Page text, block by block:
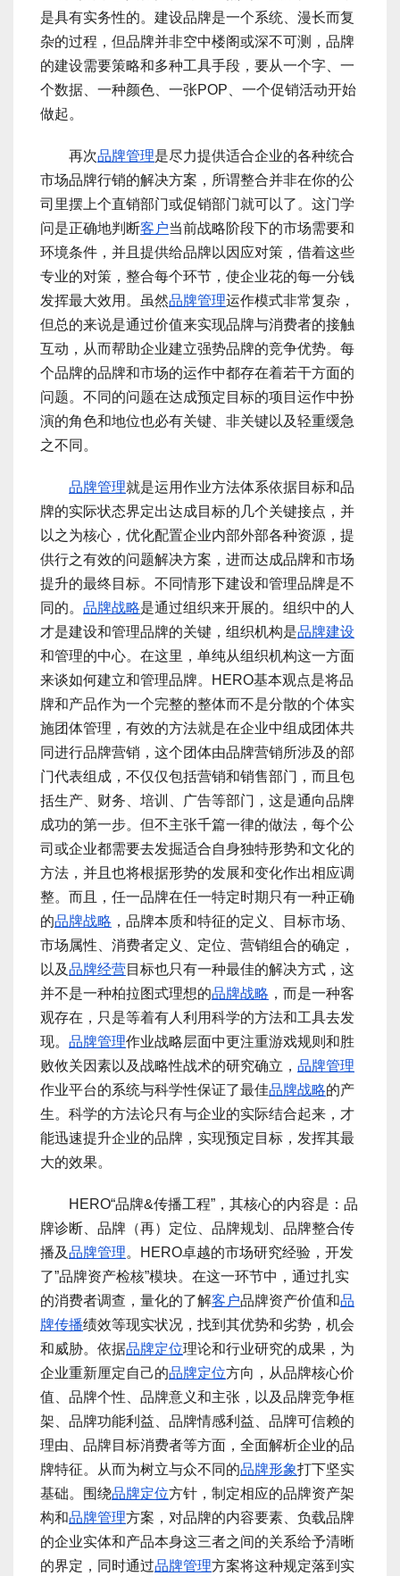
是具有实务性的。建设品牌是一个系统、漫长而复
杂的过程，但品牌并非空中楼阁或深不可测，品牌
的建设需要策略和多种工具手段，要从一个字、一
个数据、一种颜色、一张POP、一个促销活动开始
做起。
再次品牌管理是尽力提供适合企业的各种统合
市场品牌行销的解决方案，所谓整合并非在你的公
司里摆上个直销部门或促销部门就可以了。这门学
问是正确地判断客户当前战略阶段下的市场需要和
环境条件，并且提供给品牌以因应对策，借着这些
专业的对策，整合每个环节，使企业花的每一分钱
发挥最大效用。虽然品牌管理运作模式非常复杂，
但总的来说是通过价值来实现品牌与消费者的接触
互动，从而帮助企业建立强势品牌的竞争优势。每
个品牌的品牌和市场的运作中都存在着若干方面的
问题。不同的问题在达成预定目标的项目运作中扮
演的角色和地位也必有关键、非关键以及轻重缓急
之不同。
品牌管理就是运用作业方法体系依据目标和品
牌的实际状态界定出达成目标的几个关键接点，并
以之为核心，优化配置企业内部外部各种资源，提
供行之有效的问题解决方案，进而达成品牌和市场
提升的最终目标。不同情形下建设和管理品牌是不
同的。 品牌战略是通过组织来开展的。组织中的人
才是建设和管理品牌的关键，组织机构是品牌建设
和管理的中心。在这里，单纯从组织机构这一方面
来谈如何建立和管理品牌。HERO基本观点是将品
牌和产品作为一个完整的整体而不是分散的个体实
施团体管理，有效的方法就是在企业中组成团体共
同进行品牌营销，这个团体由品牌营销所涉及的部
门代表组成，不仅仅包括营销和销售部门，而且包
括生产、财务、培训、广告等部门，这是通向品牌
成功的第一步。但不主张千篇一律的做法，每个公
司或企业都需要去发掘适合自身独特形势和文化的
方法，并且也将根据形势的发展和变化作出相应调
整。而且，任一品牌在任一特定时期只有一种正确
的品牌战略 ，品牌本质和特征的定义、目标市场、
市场属性、消费者定义、定位、营销组合的确定，
以及品牌经营目标也只有一种最佳的解决方式，这
并不是一种柏拉图式理想的品牌战略 ，而是一种客
观存在，只是等着有人利用科学的方法和工具去发
现。 品牌管理作业战略层面中更注重游戏规则和胜
败攸关因素以及战略性战术的研究确立， 品牌管理
作业平台的系统与科学性保证了最佳品牌战略的产
生。科学的方法论只有与企业的实际结合起来，才
能迅速提升企业的品牌，实现预定目标，发挥其最
大的效果。
HERO“品牌&传播工程”，其核心的内容是：品
牌诊断、品牌（再）定位、品牌规划、品牌整合传
播及品牌管理。HERO卓越的市场研究经验，开发
了”品牌资产检核”模块。在这一环节中，通过扎实
的消费者调查，量化的了解客户品牌资产价值和品
牌传播绩效等现实状况，找到其优势和劣势，机会
和威胁。依据品牌定位理论和行业研究的成果，为
企业重新厘定自己的品牌定位方向，从品牌核心价
值、品牌个性、品牌意义和主张，以及品牌竞争框
架、品牌功能利益、品牌情感利益、品牌可信赖的
理由、品牌目标消费者等方面，全面解析企业的品
牌特征。从而为树立与众不同的品牌形象打下坚实
基础。围绕品牌定位方针，制定相应的品牌资产架
构和品牌管理方案，对品牌的内容要素、负载品牌
的企业实体和产品本身这三者之间的关系给予清晰
的界定，同时通过品牌管理方案将这种规定落到实